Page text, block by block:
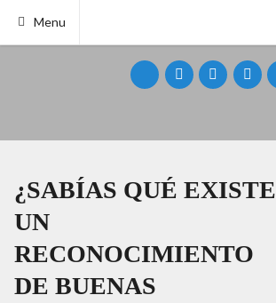
Menu
¿SABÍAS QUÉ EXISTE
UN
RECONOCIMIENTO
DE BUENAS